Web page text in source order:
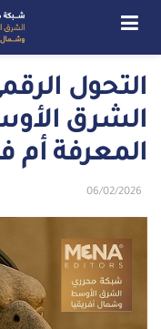
التحول
الشرق
المعرفة أم
06/02/2026